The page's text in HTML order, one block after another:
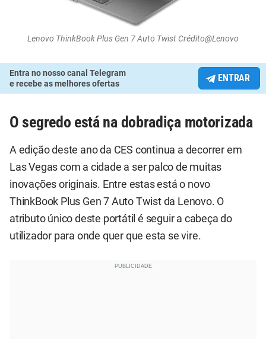
Lenovo ThinkBook Plus Gen 7 Auto Twist Crédito@Lenovo
Entra no nosso canal Telegram
e recebe as melhores ofertas
ENTRAR
O segredo está na dobradiça motorizada
A edição deste ano da CES continua a decorrer em
Las Vegas com a cidade a ser palco de muitas
inovações originais. Entre estas está o novo
ThinkBook Plus Gen 7 Auto Twist da Lenovo. O
atributo único deste portátil é seguir a cabeça do
utilizador para onde quer que esta se vire.